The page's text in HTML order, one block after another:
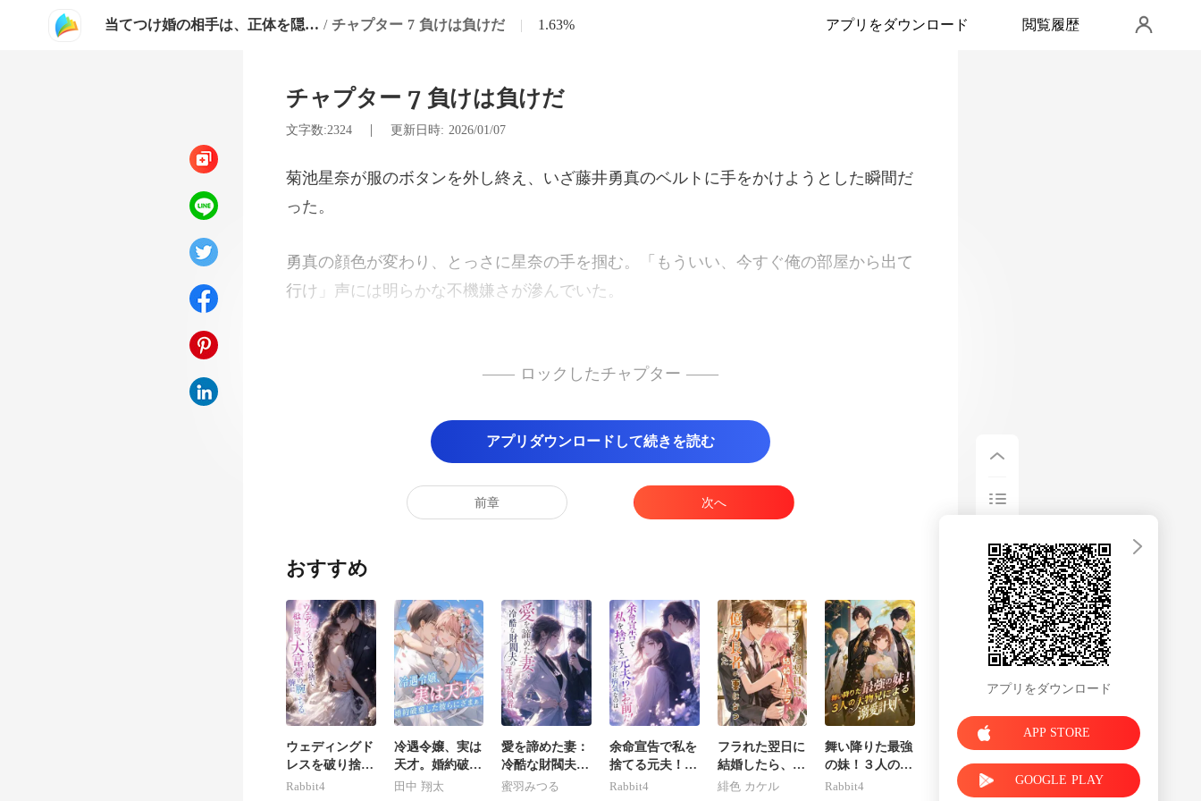
当てつけ婚の相手は、正体を隠した世界一の富豪でした / チャプター 7 負けは負けだ | 1.63% アプリをダウンロード 閲覧履歴
チャプター 7 負けは負けだ
文字数:2324 | 更新日時: 2026/01/07
え、いざ藤井勇真のベルトに手
む。「もういい、今すぐ俺の部屋から出て
行
と
された扉を前に、星奈は完
事さ
—— ロックしたチャプター ——
アプリダウンロードして続きを読む
前章 次へ
おすすめ
ウェディングド
レスを破り捨
て、私は大富豪
Rabbit4
冷遇令嬢、実は
天才。婚約破棄
した彼らにざま
田中 翔太
愛を諦めた妻：
冷酷な財閥夫の
遅すぎる執着
蜜羽みつる
余命宣告で私を
捨てる元夫！？
実は病気なのは
Rabbit4
フラれた翌日に
結婚したら、億
万長者の妻にな
緋色 カケル
舞い降りた最強
の妹！３人の大
物兄による溺愛
Rabbit4
アプリをダウンロード
APP STORE
GOOGLE PLAY